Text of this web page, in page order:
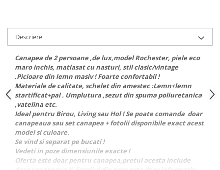
Paturi lemn & pal
Paturi metalice
Paturi tapitate
Saltele
Seturi dormitoare complete
Suporturi saltea/Somiere/Gratii
pentru pat
Mobilier Hol/Cuiere
Banci pentru asteptare
Descriere
Canapea de 2 persoane ,de lux,model Rochester, piele eco
maro inchis, matlasat cu nasturi, stil clasic/vintage
.Picioare din lemn masiv ! Foarte confortabil !
Materiale de calitate, schelet din amestec :Lemn+lemn
startificat+pal . Umplutura ,sezut din spuma poliuretanica
,vatelina etc.
Ideal pentru Birou, Living sau Hol ! Se poate comanda doar
canapeaua sau set canapea + fotolii disponibile exact acest
model si culoare.
Se vind si separat pe bucati !
Vedeti in poze dimensiunile exacte !
Oferta este doar pentru canapea,pretul acesta include